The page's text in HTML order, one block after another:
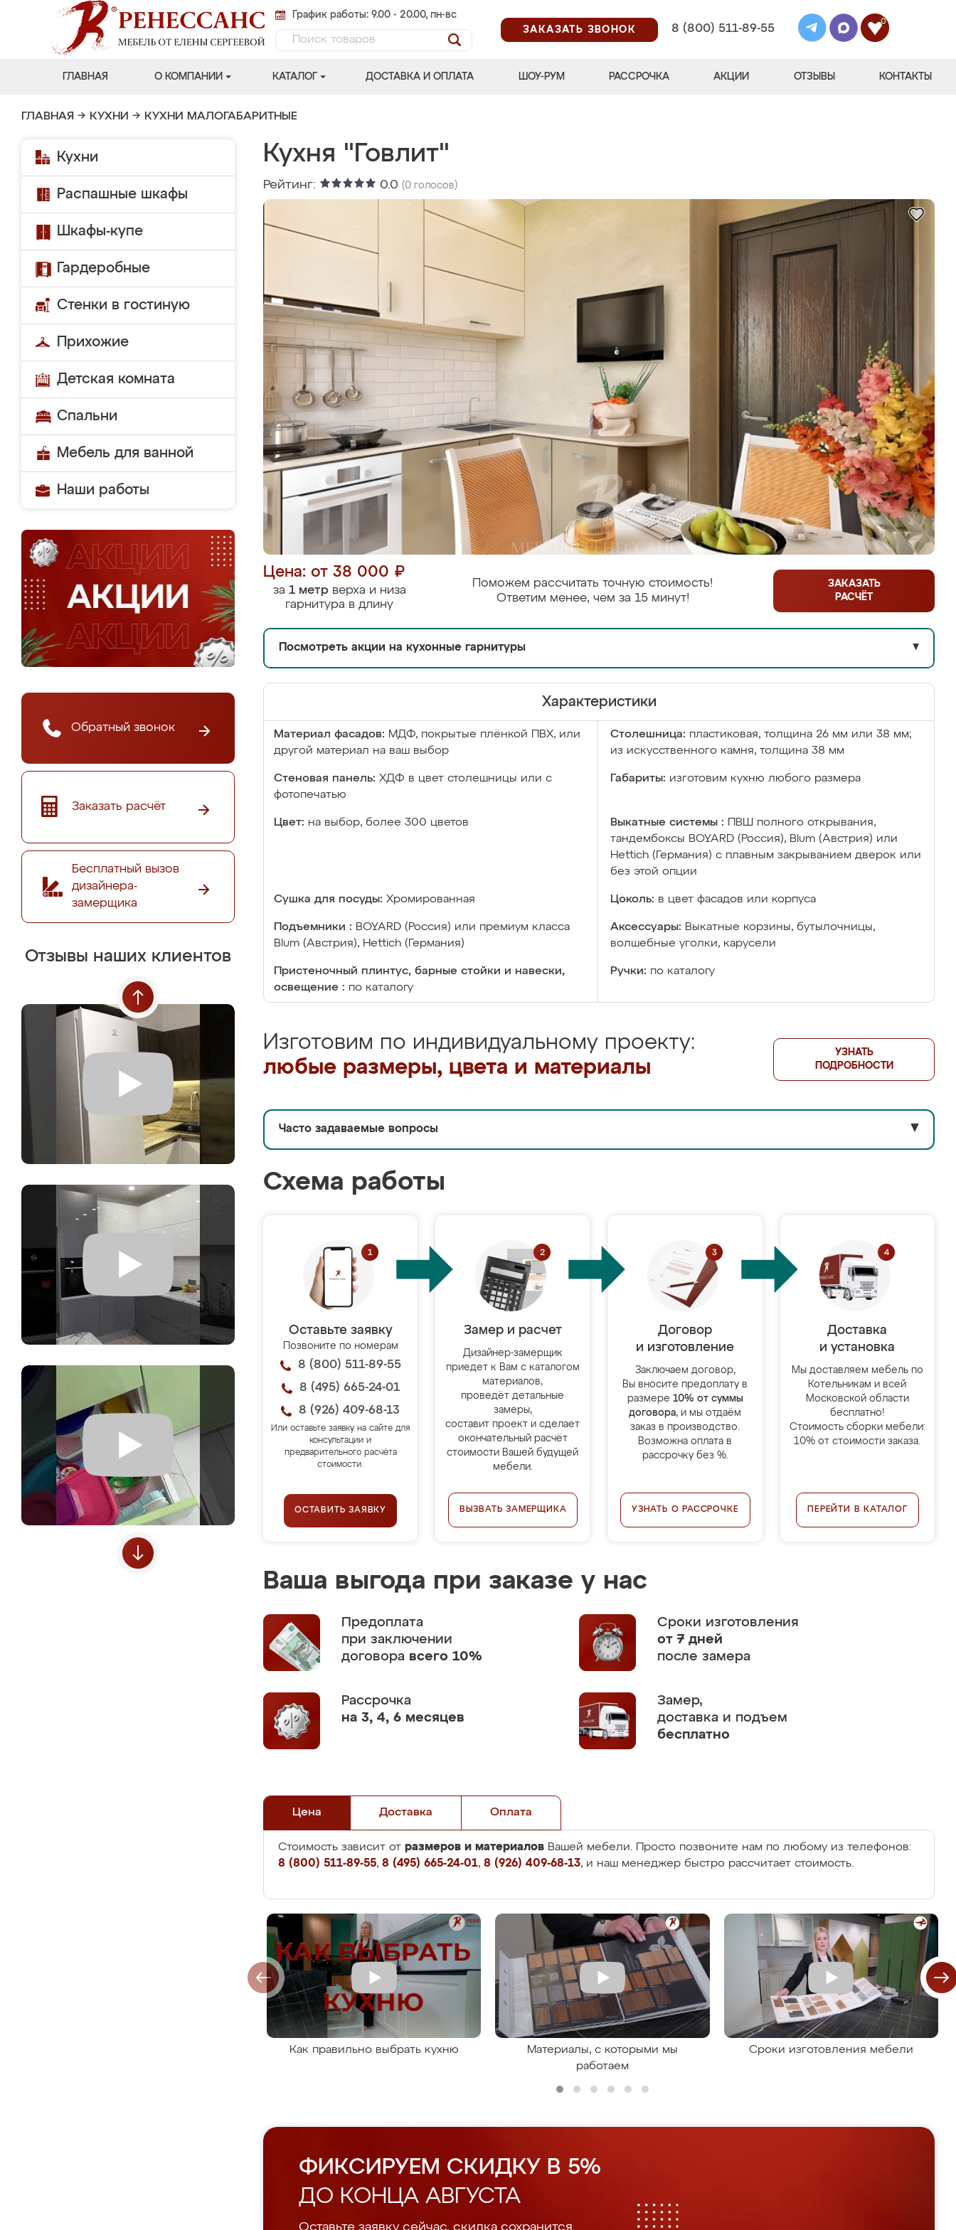
График работы: 9.00 - 20.00, пн-вс
ЗАКАЗАТЬ ЗВОНОК
8 (800) 511-89-55
0
ГЛАВНАЯ О КОМПАНИИ КАТАЛОГ ДОСТАВКА И ОПЛАТА ШОУ-РУМ РАССРОЧКА АКЦИИ ОТЗЫВЫ КОНТАКТЫ
ГЛАВНАЯ → КУХНИ → КУХНИ МАЛОГАБАРИТНЫЕ
Кухни
Распашные шкафы
Шкафы-купе
Гардеробные
Стенки в гостиную
Прихожие
Детская комната
Спальни
Мебель для ванной
Наши работы
Обратный звонок
Заказать расчёт
Бесплатный вызов
дизайнера-
замерщика
Отзывы наших клиентов
Кухня "Говлит"
Рейтинг: 0.0 (0 голосов)
Цена: от 38 000 ₽
за 1 метрверха и низа
гарнитура в длину
Поможем рассчитать точную стоимость!
Ответим менее, чем за 15 минут!
ЗАКАЗАТЬ
РАСЧЁТ
Посмотреть акции на кухонные гарнитуры ▼
Характеристики
Материал фасадов: МДФ, покрытые плёнкой ПВХ, или
другой материал на ваш выбор
Столешница: пластиковая, толщина 26 мм или 38 мм;
из искусственного камня, толщина 38 мм
Стеновая панель: ХДФ в цвет столешницы или с
фотопечатью
Габариты: изготовим кухню любого размера
Цвет: на выбор, более 300 цветов Выкатные системы :
ПВШ полного открывания,
тандембоксы BOYARD (Россия), Blum (Австрия) или
Hettich (Германия) с плавным закрыванием дверок или
без этой опции
Сушка для посуды: Хромированная Цоколь: в цвет фасадов или корпуса
Подъемники : BOYARD (Россия) или премиум класса
Blum (Австрия), Hettich (Германия)
Аксессуары: Выкатные корзины, бутылочницы,
волшебные уголки, карусели
Пристеночный плинтус, барные стойки и навески,
освещение : по каталогу
Ручки: по каталогу
Изготовим по индивидуальному проекту:
любые размеры, цвета и материалы
УЗНАТЬ
ПОДРОБНОСТИ
Часто задаваемые вопросы ▼
Схема работы
Оставьте заявку
Позвоните по номерам
8 (800) 511-89-55
8 (495) 665-24-01
8 (926) 409-68-13
Или оставьте заявку на сайте для
консультации и
предварительного расчёта
стоимости.
ОСТАВИТЬ ЗАЯВКУ
Замер и расчет
Дизайнер-замерщик
приедет к Вам с каталогом
материалов,
проведёт детальные
замеры,
составит проект и сделает
окончательный расчёт
стоимости Вашей будущей
мебели.
ВЫЗВАТЬ ЗАМЕРЩИКА
Договор
и изготовление
Заключаем договор,
Вы вносите предоплату в
размере 10% от суммы
договора, и мы отдаём
заказ в производство.
Возможна оплата в
рассрочку без %.
УЗНАТЬ О РАССРОЧКЕ
Доставка
и установка
Мы доставляем мебель по
Котельникам и всей
Московской области
бесплатно!
Стоимость сборки мебели:
10% от стоимости заказа.
ПЕРЕЙТИ В КАТАЛОГ
Ваша выгода при заказе у нас
Предоплата
при заключении
договора всего 10%
Сроки изготовления
от 7 дней
после замера
Рассрочка
на 3, 4, 6 месяцев
Замер,
доставка и подъем
бесплатно
Цена Доставка Оплата
Стоимость зависит от размеров и материалов Вашей мебели. Просто позвоните нам по любому из телефонов:
8 (800) 511-89-55, 8 (495) 665-24-01, 8 (926) 409-68-13, и наш менеджер быстро рассчитает стоимость.
Как правильно выбрать кухню
Материалы, с которыми мы
работаем
Сроки изготовления мебели
ФИКСИРУЕМ СКИДКУ В 5%
ДО КОНЦА АВГУСТА
Оставьте заявку сейчас, скидка сохранится.